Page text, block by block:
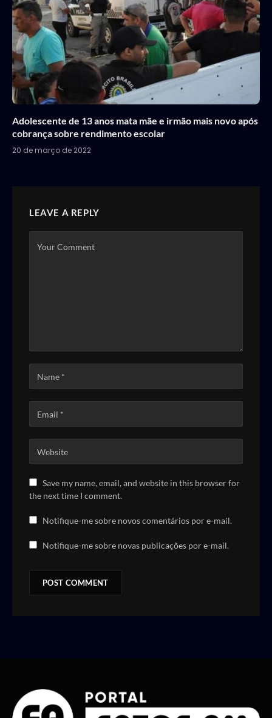
Adolescente de 13 anos mata mãe e irmão mais novo após
cobrança sobre rendimento escolar
20 de março de 2022
LEAVE A REPLY
Save my name, email, and website in this browser for
the next time I comment.
Notifique-me sobre novos comentários por e-mail.
Notifique-me sobre novas publicações por e-mail.